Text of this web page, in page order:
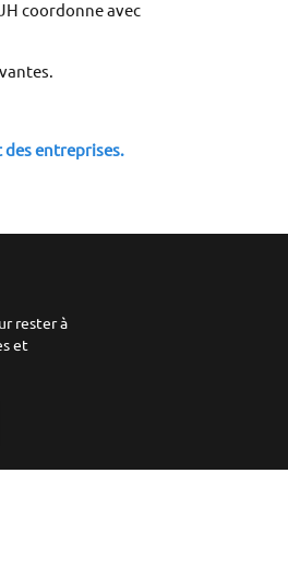
coordonne avec
des entreprises.
rester à
et